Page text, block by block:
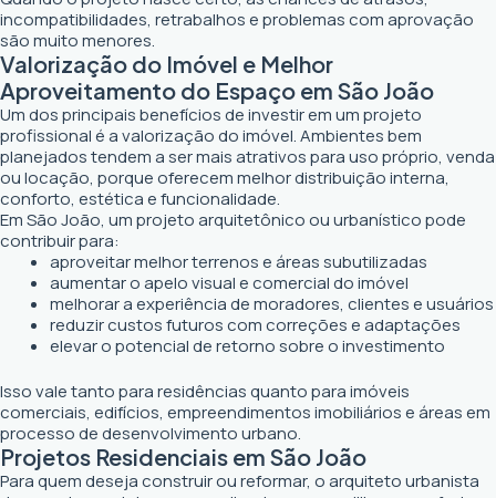
incompatibilidades, retrabalhos e problemas com aprovação
são muito menores.
Valorização do Imóvel e Melhor
Aproveitamento do Espaço em São João
Um dos principais benefícios de investir em um projeto
profissional é a valorização do imóvel. Ambientes bem
planejados tendem a ser mais atrativos para uso próprio, venda
ou locação, porque oferecem melhor distribuição interna,
conforto, estética e funcionalidade.
Em São João, um projeto arquitetônico ou urbanístico pode
contribuir para:
aproveitar melhor terrenos e áreas subutilizadas
aumentar o apelo visual e comercial do imóvel
melhorar a experiência de moradores, clientes e usuários
reduzir custos futuros com correções e adaptações
elevar o potencial de retorno sobre o investimento
Isso vale tanto para residências quanto para imóveis
comerciais, edifícios, empreendimentos imobiliários e áreas em
processo de desenvolvimento urbano.
Projetos Residenciais em São João
Para quem deseja construir ou reformar, o arquiteto urbanista